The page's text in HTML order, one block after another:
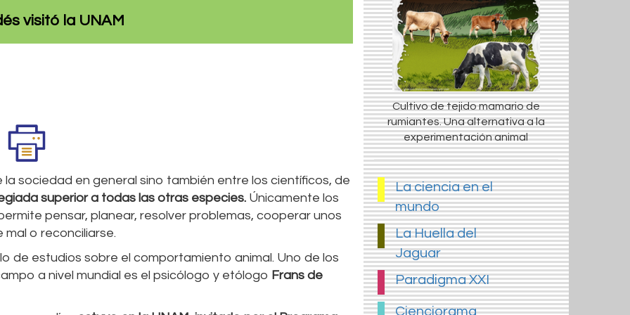
visitó la UNAM
la sociedad en general sino también entre los científicos, de
superior a todas las otras especies. Únicamente los
pensar, planear, resolver problemas, cooperar unos
o reconciliarse.
de estudios sobre el comportamiento animal. Uno de los
a nivel mundial es el psicólogo y etólogo Frans de
Cultivo de tejido mamario de
rumiantes. Una alternativa a la
experimentación animal
La ciencia en el
mundo
La Huella del
Jaguar
Paradigma XXI
Cienciorama